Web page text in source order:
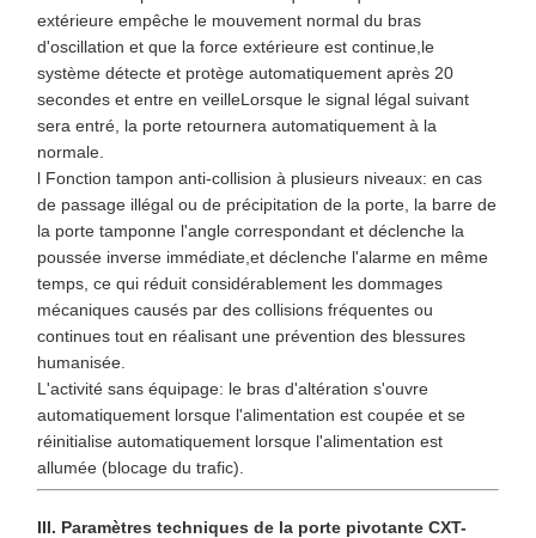
extérieure empêche le mouvement normal du bras
d'oscillation et que la force extérieure est continue,le
système détecte et protège automatiquement après 20
secondes et entre en veilleLorsque le signal légal suivant
sera entré, la porte retournera automatiquement à la
normale.
l Fonction tampon anti-collision à plusieurs niveaux: en cas
de passage illégal ou de précipitation de la porte, la barre de
la porte tamponne l'angle correspondant et déclenche la
poussée inverse immédiate,et déclenche l'alarme en même
temps, ce qui réduit considérablement les dommages
mécaniques causés par des collisions fréquentes ou
continues tout en réalisant une prévention des blessures
humanisée.
L'activité sans équipage: le bras d'altération s'ouvre
automatiquement lorsque l'alimentation est coupée et se
réinitialise automatiquement lorsque l'alimentation est
allumée (blocage du trafic).
III. Paramètres techniques de la porte pivotante CXT-